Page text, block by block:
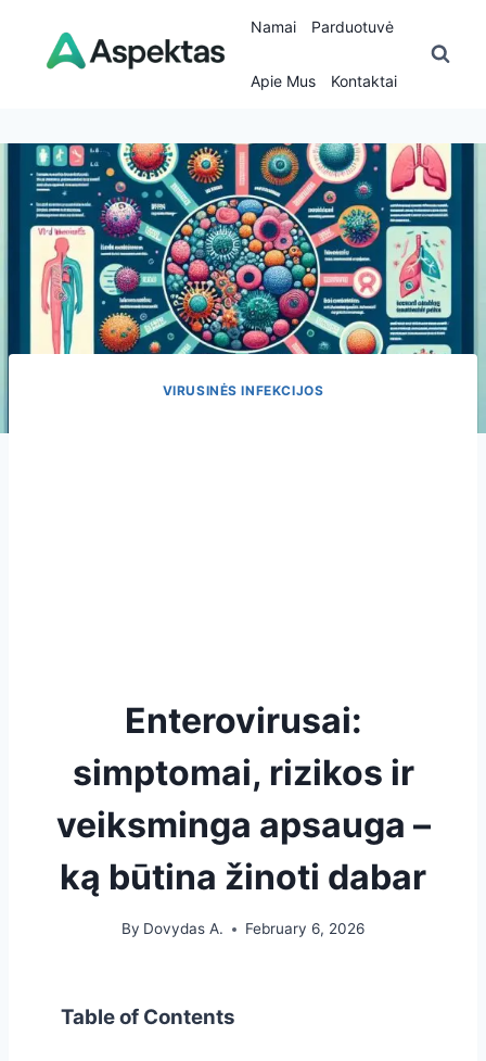
content
Namai Parduotuvė
Apie Mus Kontaktai
VIRUSINĖS INFEKCIJOS
Enterovirusai:
simptomai, rizikos ir
veiksminga apsauga –
ką būtina žinoti dabar
By Dovydas A. February 6, 2026
Table of Contents